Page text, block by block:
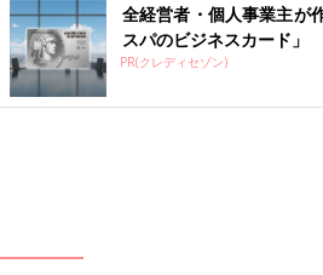
全経営者・個人事業主が
スパのビジネスカード」
PR(クレディセゾン)